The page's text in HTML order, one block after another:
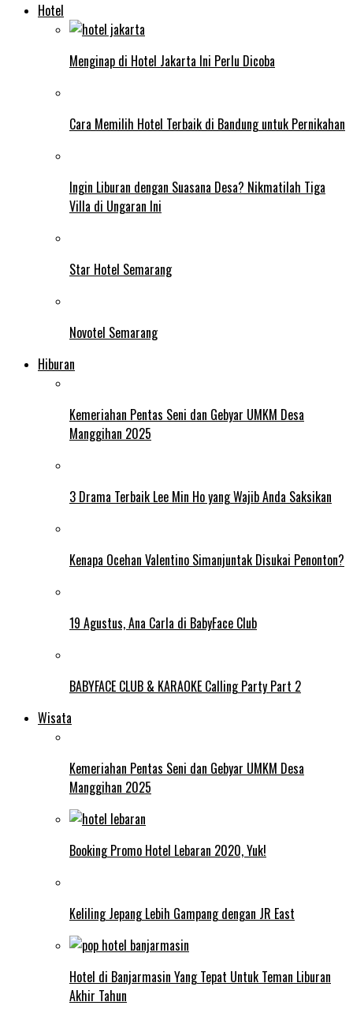
Hotel
Menginap di Hotel Jakarta Ini Perlu Dicoba
Cara Memilih Hotel Terbaik di Bandung untuk Pernikahan
Ingin Liburan dengan Suasana Desa? Nikmatilah Tiga
Villa di Ungaran Ini
Star Hotel Semarang
Novotel Semarang
Hiburan
Kemeriahan Pentas Seni dan Gebyar UMKM Desa
Manggihan 2025
3 Drama Terbaik Lee Min Ho yang Wajib Anda Saksikan
Kenapa Ocehan Valentino Simanjuntak Disukai Penonton?
19 Agustus, Ana Carla di BabyFace Club
BABYFACE CLUB & KARAOKE Calling Party Part 2
Wisata
Kemeriahan Pentas Seni dan Gebyar UMKM Desa
Manggihan 2025
Booking Promo Hotel Lebaran 2020, Yuk!
Keliling Jepang Lebih Gampang dengan JR East
Hotel di Banjarmasin Yang Tepat Untuk Teman Liburan
Akhir Tahun